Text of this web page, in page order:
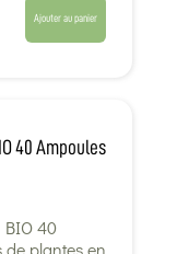
Ajouter au panier
40 Ampoules